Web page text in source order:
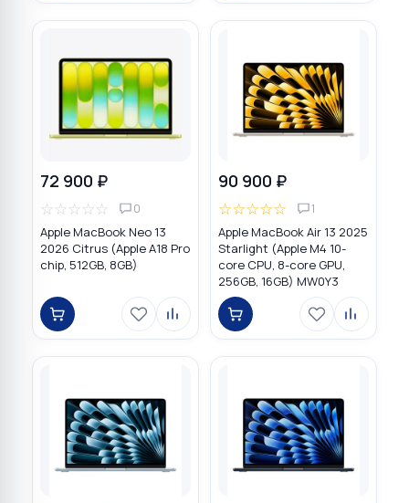
72 900 ₽
☆☆☆☆☆ 0
Apple MacBook Neo 13
2026 Citrus (Apple A18 Pro
chip, 512GB, 8GB)
90 900 ₽
☆☆☆☆☆ 1
Apple MacBook Air 13 2025
Starlight (Apple M4 10-
core CPU, 8-core GPU,
256GB, 16GB) MW0Y3